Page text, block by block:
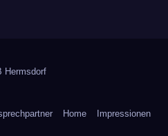
Hermsdorf
Home Impressionen